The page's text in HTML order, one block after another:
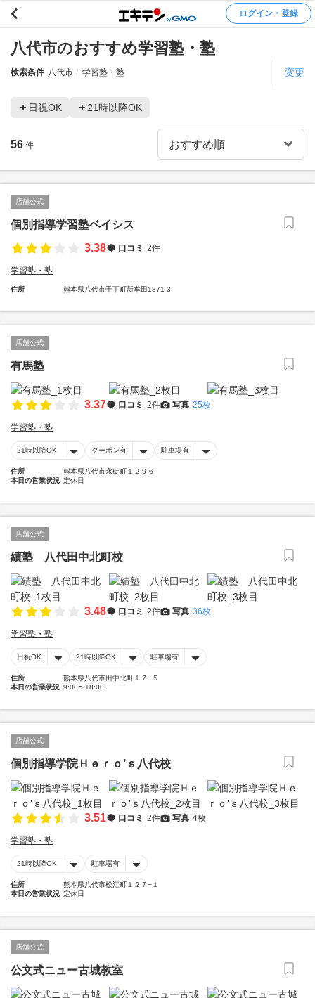
ログイン・登録
八代市のおすすめ学習塾・塾
検索条件 八代市 学習塾・塾 変更
日祝OK 21時以降OK
56 件
店舗公式
個別指導学習塾ベイシス
3.38
口コミ 2件
学習塾・塾
住所 熊本県八代市千丁町新牟田1871-3
店舗公式
有馬塾
3.37 口コミ 2件 写真 25枚
学習塾・塾
21時以降OK クーポン有 駐車場有
住所
熊本県八代市永碇町１２９６
本日の営業状況 定休日
店舗公式
績塾 八代田中北町校
3.48 口コミ 2件 写真 36枚
学習塾・塾
日祝OK 21時以降OK 駐車場有
住所
熊本県八代市田中北町１７−５
本日の営業状況 9:00〜18:00
店舗公式
個別指導学院Ｈｅｒｏ’ｓ八代校
3.51 口コミ 2件 写真 4枚
学習塾・塾
21時以降OK 駐車場有
住所
熊本県八代市松江町１２７−１
本日の営業状況 定休日
店舗公式
公文式ニュー古城教室